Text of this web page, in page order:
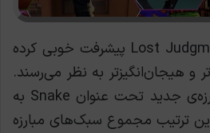
در زمینه‌ی گیم پلی Lost Judgment پیشرفت خوبی کرده
و هیجان‌انگیزتر به نظر می‌رسند.
سازندگان یک سبک مبارزه‌ی جدید تحت عنوان Snake به
ترتیب مجموع سبک‌های مبارزه